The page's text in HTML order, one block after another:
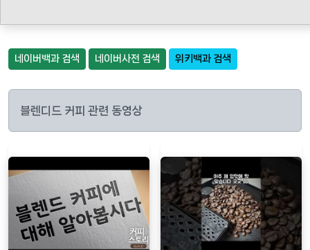
네이버백과 검색 네이버사전 검색 위키백과 검색
블렌디드 커피 관련 동영상